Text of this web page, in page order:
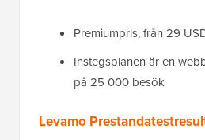
Premiumpris, från 29
Instegsplanen är en
på 25 000 besök
Levamo